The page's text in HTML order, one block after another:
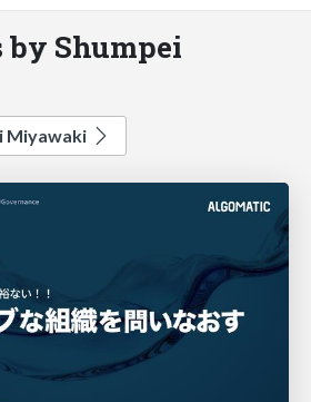
by Shumpei
Miyawaki